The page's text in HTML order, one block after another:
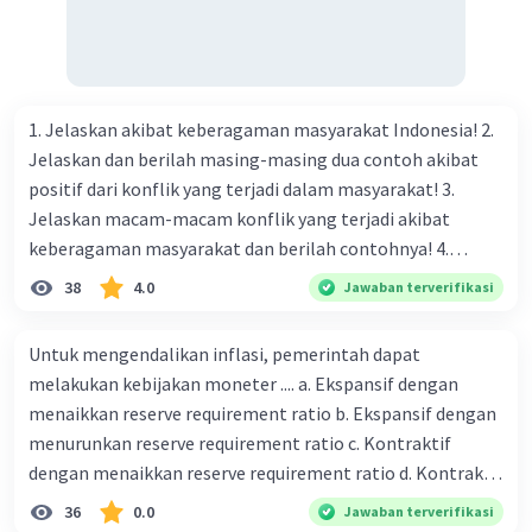
Keseimbangan antara Agama dan Negara:
Pancasila tidak menjadikan satu agama
sebagai agama negara, tetapi tetap
mengakui pentingnya nilai-nilai agama
dalam kehidupan sosial. Ini menciptakan
ruang bagi kebebasan beragama dan
Demokrasi dan Partisipasi:
Pancasila mendukung prinsip demokrasi
dan partisipasi aktif masyarakat dalam
proses politik, yang penting untuk
menjaga keterlibatan dan suara rakyat
1. Jelaskan akibat keberagaman masyarakat Indonesia! 2.
Jelaskan dan berilah masing-masing dua contoh akibat
positif dari konflik yang terjadi dalam masyarakat! 3.
Jelaskan macam-macam konflik yang terjadi akibat
keberagaman masyarakat dan berilah contohnya! 4.
Mengapa dalam masyarakat yang memiliki keberagaman
bahasa, dan budaya. Berdasarkan pernyataan tersebut,
apa yang dapat kalian lakukan untuk menjaga
keberagaman supaya terhindar dari konflik?
38 4.0 Jawaban terverifikasi
Untuk mengendalikan inflasi, pemerintah dapat
melakukan kebijakan moneter .... a. Ekspansif dengan
menaikkan reserve requirement ratio b. Ekspansif dengan
menurunkan reserve requirement ratio c. Kontraktif
dengan menaikkan reserve requirement ratio d. Kontraktif
dengan menurunkan reserve requirement ratio e.
36 0.0 Jawaban terverifikasi